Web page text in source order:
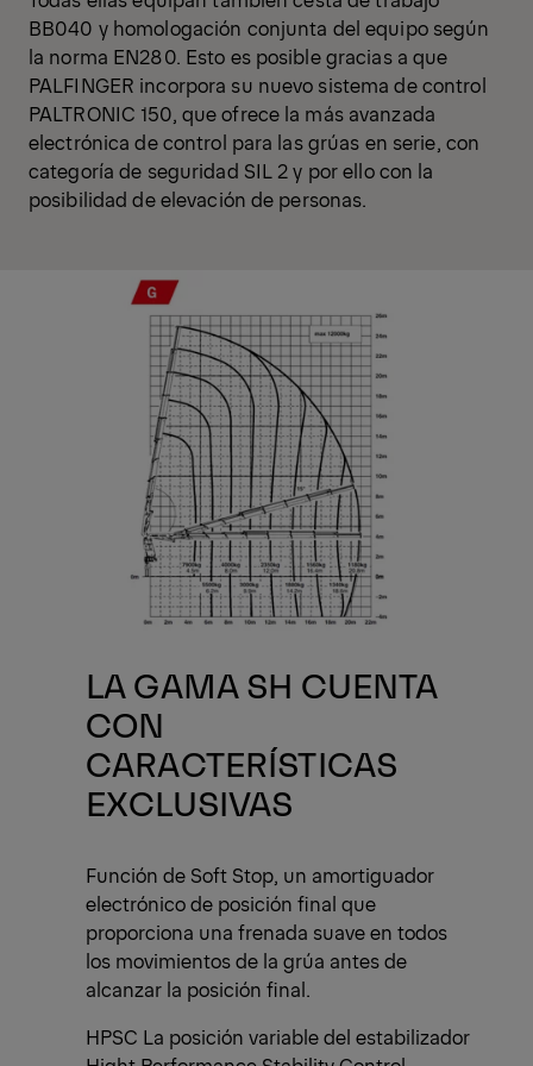
BB040 y homologación conjunta del equipo según
la norma EN280. Esto es posible gracias a que
PALFINGER incorpora su nuevo sistema de control
PALTRONIC 150, que ofrece la más avanzada
electrónica de control para las grúas en serie, con
categoría de seguridad SIL 2 y por ello con la
posibilidad de elevación de personas.
LA GAMA SH CUENTA
CON
CARACTERÍSTICAS
EXCLUSIVAS
Función de Soft Stop, un amortiguador
electrónico de posición final que
proporciona una frenada suave en todos
los movimientos de la grúa antes de
alcanzar la posición final.
HPSC La posición variable del estabilizador